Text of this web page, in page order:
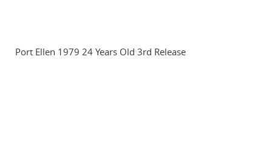
Port Ellen 1979 24 Years Old 3rd Release